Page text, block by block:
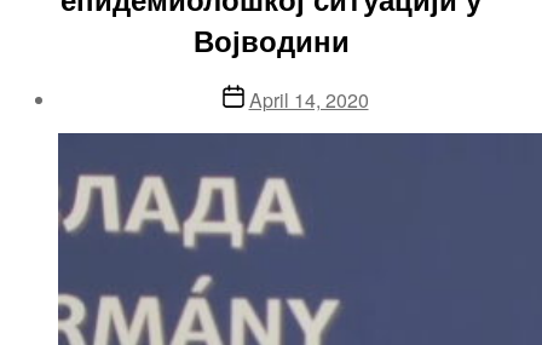
Војводини
PostApril 14, 2020